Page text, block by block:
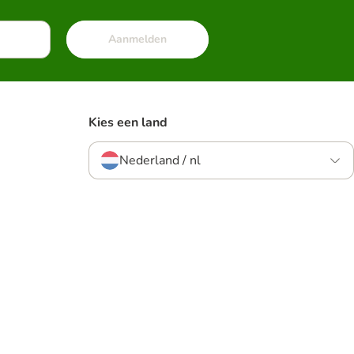
Aanmelden
Kies een land
Nederland / nl